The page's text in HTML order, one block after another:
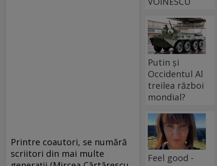
Printre coautori, se numără
scriitori din mai multe
Putin și
Occidentul Al
treilea război
mondial?
Feel good -